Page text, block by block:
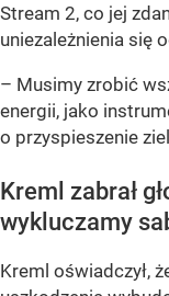
Stream 2, co jej
uniezależnienia się
– Musimy zrobić
energii, jako
o przyspieszenie
Kreml zabrał
wykluczamy
Kreml oświadczył,